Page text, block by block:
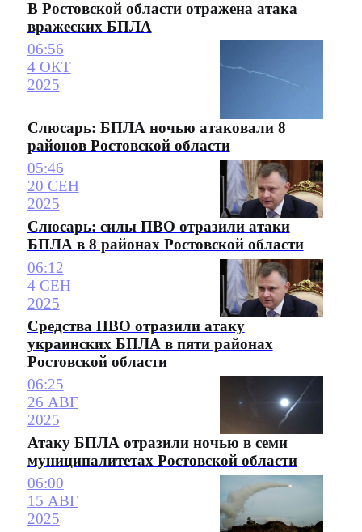
В Ростовской области отражена атака
вражеских БПЛА
06:56
4 ОКТ
2025
Слюсарь: БПЛА ночью атаковали 8
районов Ростовской области
05:46
20 СЕН
2025
Слюсарь: силы ПВО отразили атаки
БПЛА в 8 районах Ростовской области
06:12
4 СЕН
2025
Средства ПВО отразили атаку
украинских БПЛА в пяти районах
Ростовской области
06:25
26 АВГ
2025
Атаку БПЛА отразили ночью в семи
муниципалитетах Ростовской области
06:00
15 АВГ
2025